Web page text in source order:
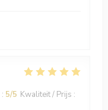
: 5/5 Kwaliteit / Prijs :